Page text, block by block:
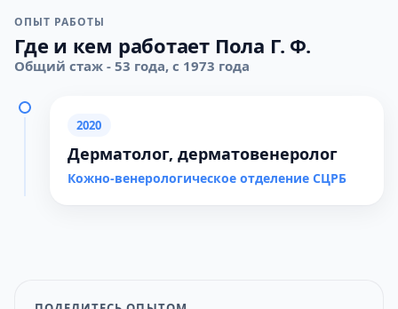
ОПЫТ РАБОТЫ
Где и кем работает Пола Г. Ф.
Общий стаж - 53 года, с 1973 года
2020
Дерматолог, дерматовенеролог
Кожно-венерологическое отделение СЦРБ